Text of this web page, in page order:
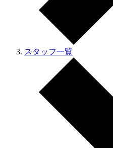
スタッフ一覧